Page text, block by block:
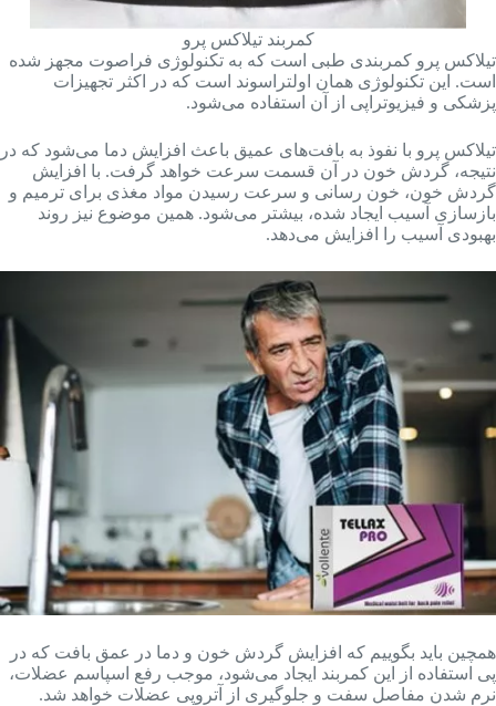
کمربند تیلاکس پرو
تیلاکس پرو کمربندی طبی است که به تکنولوژی فراصوت مجهز شده
است. این تکنولوژی همان اولتراسوند است که در اکثر تجهیزات
پزشکی و فیزیوتراپی از آن استفاده می‌شود.
تیلاکس پرو با نفوذ به بافت‌های عمیق باعث افزایش دما می‌شود که در
نتیجه، گردش خون در آن قسمت سرعت خواهد گرفت. با افزایش
گردش خون، خون ‌رسانی و سرعت رسیدن مواد مغذی برای ترمیم و
بازسازی آسیب ایجاد شده، بیشتر می‌شود. همین موضوع نیز روند
بهبودی آسیب را افزایش می‌دهد.
همچین باید بگوییم که افزایش گردش خون و دما در عمق بافت که در
پی استفاده از این کمربند ایجاد می‌شود، موجب رفع اسپاسم عضلات،
نرم شدن مفاصل سفت و جلوگیری از آتروپی عضلات خواهد شد.